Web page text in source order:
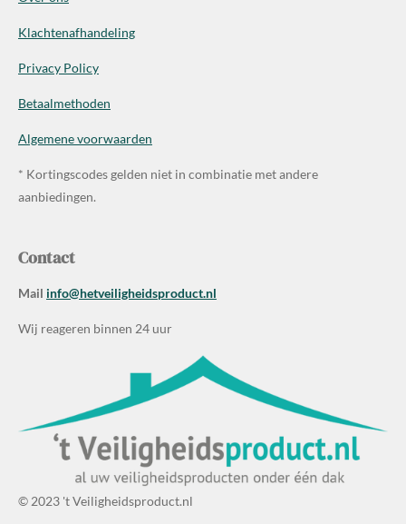
Klachtenafhandeling
Privacy Policy
Betaalmethoden
Algemene voorwaarden
* Kortingscodes gelden niet in combinatie met andere
aanbiedingen.
Contact
Mail info@hetveiligheidsproduct.nl
Wij reageren binnen 24 uur
© 2023 't Veiligheidsproduct.nl